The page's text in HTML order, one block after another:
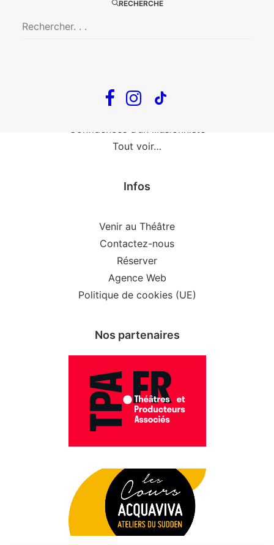
RECHERCHE
The Loop
Confidences d’un illusionniste
Tout voir…
Infos
Venir au Théâtre
Contactez-nous
Réserver
Agence Web
Politique de cookies (UE)
Nos partenaires